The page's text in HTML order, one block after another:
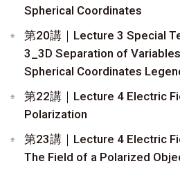
Spherical Coordinates
第20講｜Lecture 3 Special
3_3D Separation of
Spherical Coordinates
第22講｜Lecture 4 Electric
Polarization
第23講｜Lecture 4 Electric
The Field of a Polarized